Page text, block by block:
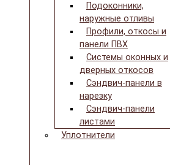
Подоконники,
наружные отливы
Профили, откосы и
панели ПВХ
Системы оконных и
дверных откосов
Сэндвич-панели в
нарезку
Сэндвич-панели
листами
Уплотнители